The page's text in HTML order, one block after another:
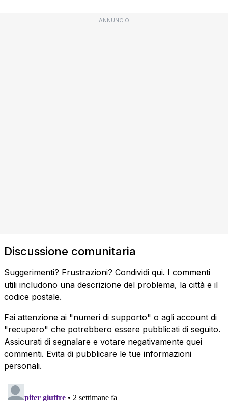
ANNUNCIO
Discussione comunitaria
Suggerimenti? Frustrazioni? Condividi qui. I commenti
utili includono una descrizione del problema, la città e il
codice postale.
Fai attenzione ai "numeri di supporto" o agli account di
"recupero" che potrebbero essere pubblicati di seguito.
Assicurati di segnalare e votare negativamente quei
commenti. Evita di pubblicare le tue informazioni
personali.